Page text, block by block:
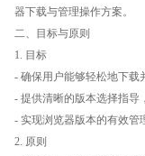
器下载与管理操作方案。
二、目标与原则
1. 目标
- 确保用户能够轻松地下载
- 提供清晰的版本选择指导
- 实现浏览器版本的有效管
2. 原则